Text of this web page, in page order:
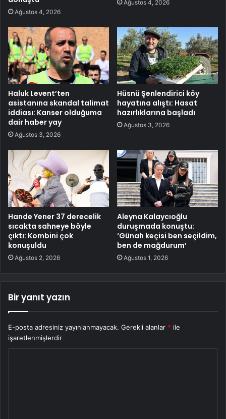
Ağustos 4, 2026
Ağustos 4, 2026
Haluk Levent’ten
asistanına skandal talimat
iddiası: Kanser olduğuma
dair haber yay
Ağustos 3, 2026
Hüsnü Şenlendirici köy
hayatına alıştı: Hasat
hazırlıklarına başladı
Ağustos 3, 2026
Hande Yener 37 derecelik
sıcakta sahneye böyle
çıktı: Kombini çok
konuşuldu
Ağustos 2, 2026
Aleyna Kalaycıoğlu
duruşmada konuştu:
‘Günah keçisi ben seçildim,
ben de mağdurum’
Ağustos 1, 2026
Bir yanıt yazın
E-posta adresiniz yayınlanmayacak. Gerekli alanlar * ile
işaretlenmişlerdir